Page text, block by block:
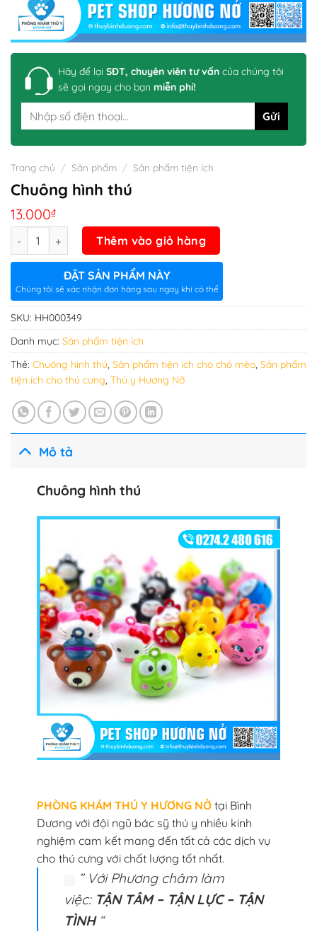
Hãy để lại SĐT, chuyên viên tư vấn của chúng tôi
sẽ gọi ngay cho bạn miễn phí!
Trang chủ / Sản phẩm / Sản phẩm tiện ích
Chuông hình thú
13.000₫
Thêm vào giỏ hàng
ĐẶT SẢN PHẨM NÀY
Chúng tôi sẽ xác nhận đơn hàng sau ngay khi có thể
SKU: HH000349
Danh mục: Sản phẩm tiện ích
Thẻ: Chuông hình thú, Sản phẩm tiện ích cho chó mèo, Sản phẩm
tiện ích cho thú cưng, Thú y Hương Nỡ
Mô tả
Chuông hình thú
PHÒNG KHÁM THÚ Y HƯƠNG NỞtại Bình
Dương với đội ngũ bác sỹ thú y nhiều kinh
nghiệm cam kết mang đến tất cả các dịch vụ
cho thú cưng với chất lượng tốt nhất.
” Với Phương châm làm
việc: TẬN TÂM – TẬN LỰC – TẬN
TÌNH“